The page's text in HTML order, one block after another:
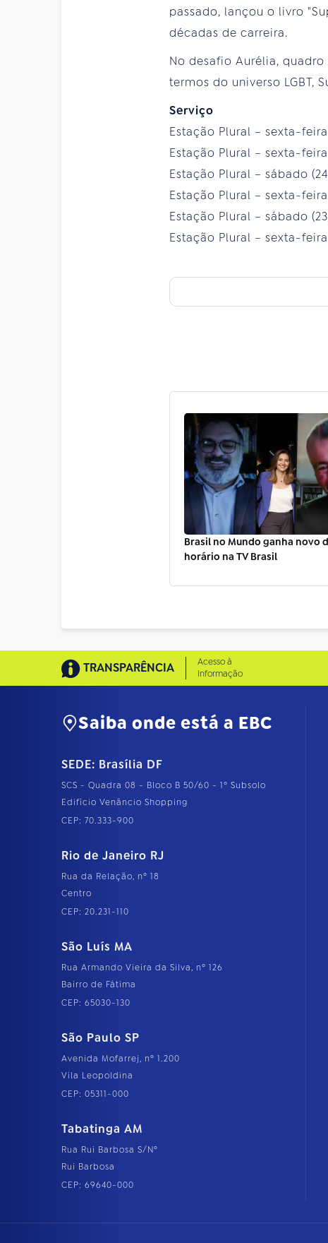
passado, lançou o livro
décadas de carreira.
No desafio Aurélia,
termos do universo LGBT,
Serviço
Estação Plural – sexta-feira
Estação Plural – sexta-
Estação Plural – sábado
Estação Plural – sexta-
Estação Plural – sábado
Estação Plural – sexta-
Brasil no Mundo ganha novo
horário na TV Brasil
TRANSPARÊNCIA
Acesso à
Informação
Saiba onde está a EBC
SEDE: Brasília DF
SCS - Quadra 08 - Bloco B 50/60 - 1º Subsolo
Edifício Venâncio Shopping
CEP: 70.333-900
Rio de Janeiro RJ
Rua da Relação, nº 18
Centro
CEP: 20.231-110
São Luís MA
Rua Armando Vieira da Silva, nº 126
Bairro de Fátima
CEP: 65030-130
São Paulo SP
Avenida Mofarrej, nº 1.200
Vila Leopoldina
CEP: 05311-000
Tabatinga AM
Rua Rui Barbosa S/Nº
Rui Barbosa
CEP: 69640-000